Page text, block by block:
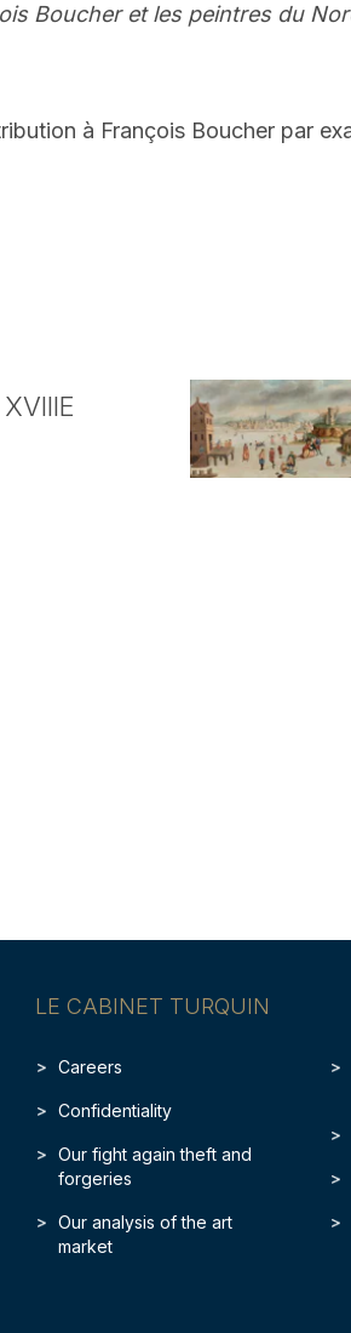
Boucher et les peintres du
à François Boucher par
LE CABINET TURQUIN
Careers
Confidentiality
Our fight again theft and
forgeries
Our analysis of the art
market